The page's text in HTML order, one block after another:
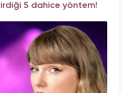
5 dahice yöntem!